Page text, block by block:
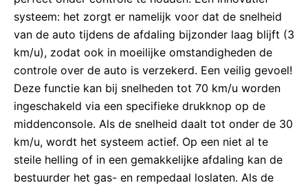
systeem: het zorgt er namelijk voor dat de snelheid
van de auto tijdens de afdaling bijzonder laag blijft (3
km/u), zodat ook in moeilijke omstandigheden de
controle over de auto is verzekerd. Een veilig gevoel!
Deze functie kan bij snelheden tot 70 km/u worden
ingeschakeld via een specifieke drukknop op de
middenconsole. Als de snelheid daalt tot onder de 30
km/u, wordt het systeem actief. Op een niet al te
steile helling of in een gemakkelijke afdaling kan de
bestuurder het gas- en rempedaal loslaten. Als de